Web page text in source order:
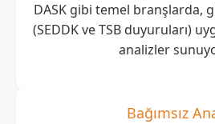
DASK gibi temel branşlarda,
(SEDDK ve TSB duyuruları)
analizler
Bağımsız